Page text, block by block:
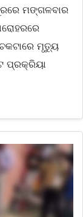
ମଙ୍ଗଳବାର
ମୃତ୍ୟୁ
ପ୍ରକ୍ରିୟା